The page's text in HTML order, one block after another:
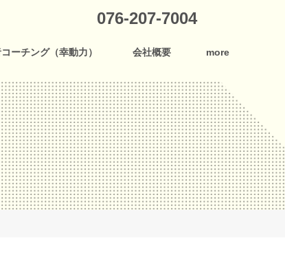
076-207-7004
ーチング（幸動力） 会社概要 more